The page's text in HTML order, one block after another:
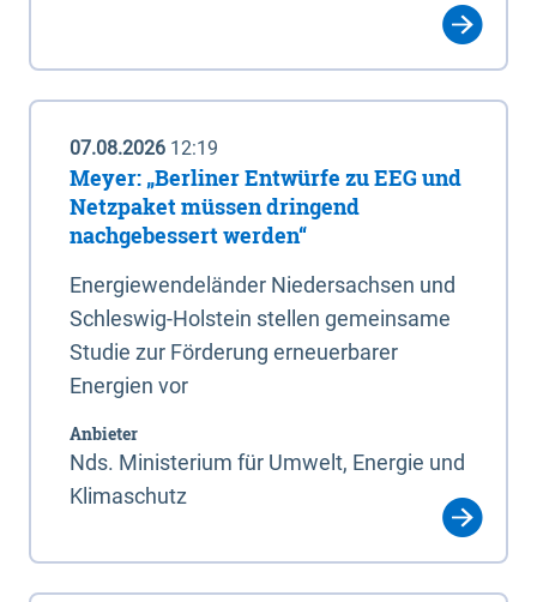
07.08.2026 12:19
Meyer: „Berliner Entwürfe zu EEG und
Netzpaket müssen dringend
nachgebessert werden“
Energiewendeländer Niedersachsen und
Schleswig-Holstein stellen gemeinsame
Studie zur Förderung erneuerbarer
Energien vor
Anbieter
Nds. Ministerium für Umwelt, Energie und
Klimaschutz